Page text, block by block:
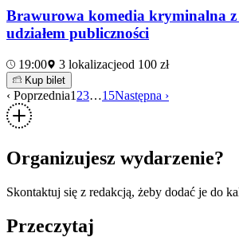
Brawurowa komedia kryminalna
udziałem publiczności
19:00 3 lokalizacjeod 100 zł
Kup bilet
‹ Poprzednia1 23…15Następna ›
Organizujesz wydarzenie?
Skontaktuj się z redakcją, żeby dodać je do
Przeczytaj